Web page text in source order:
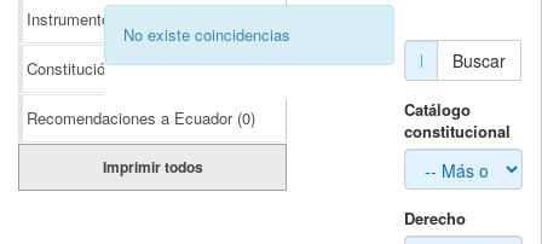
Instrumentos Internacionales
Constitución(0)
Recomendaciones a Ecuador (0)
Imprimir todos
No existe coincidencias
Buscar
Catálogo
constitucional
Derecho